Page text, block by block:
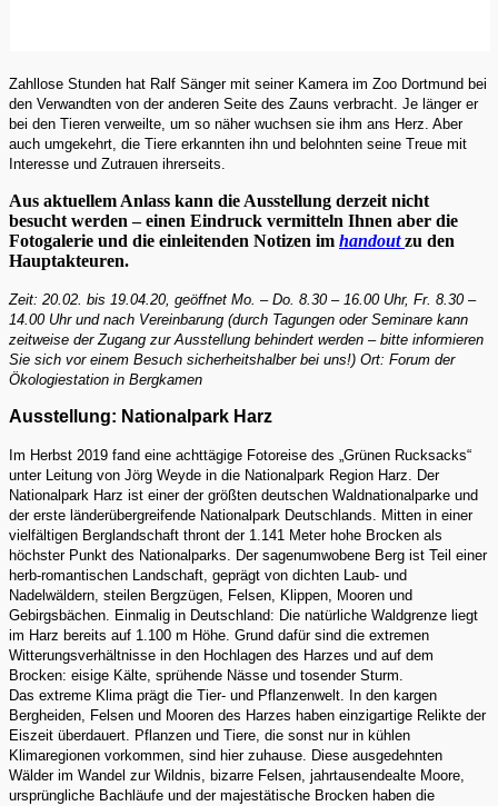
Zahllose Stunden hat Ralf Sänger mit seiner Kamera im Zoo Dortmund bei
den Verwandten von der anderen Seite des Zauns verbracht. Je länger er
bei den Tieren verweilte, um so näher wuchsen sie ihm ans Herz. Aber
auch umgekehrt, die Tiere erkannten ihn und belohnten seine Treue mit
Interesse und Zutrauen ihrerseits.
Aus aktuellem Anlass kann die Ausstellung derzeit nicht
besucht werden – einen Eindruck vermitteln Ihnen aber die
Fotogalerie und die einleitenden Notizen im handout zu den
Hauptakteuren.
Zeit: 20.02. bis 19.04.20, geöffnet Mo. – Do. 8.30 – 16.00 Uhr, Fr. 8.30 –
14.00 Uhr und nach Vereinbarung (durch Tagungen oder Seminare kann
zeitweise der Zugang zur Ausstellung behindert werden – bitte informieren
Sie sich vor einem Besuch sicherheitshalber bei uns!) Ort: Forum der
Ökologiestation in Bergkamen
Ausstellung: Nationalpark Harz
Im Herbst 2019 fand eine achttägige Fotoreise des „Grünen Rucksacks“
unter Leitung von Jörg Weyde in die Nationalpark Region Harz. Der
Nationalpark Harz ist einer der größten deutschen Waldnationalparke und
der erste länderübergreifende Nationalpark Deutschlands. Mitten in einer
vielfältigen Berglandschaft thront der 1.141 Meter hohe Brocken als
höchster Punkt des Nationalparks. Der sagenumwobene Berg ist Teil einer
herb-romantischen Landschaft, geprägt von dichten Laub- und
Nadelwäldern, steilen Bergzügen, Felsen, Klippen, Mooren und
Gebirgsbächen. Einmalig in Deutschland: Die natürliche Waldgrenze liegt
im Harz bereits auf 1.100 m Höhe. Grund dafür sind die extremen
Witterungsverhältnisse in den Hochlagen des Harzes und auf dem
Brocken: eisige Kälte, sprühende Nässe und tosender Sturm.
Das extreme Klima prägt die Tier- und Pflanzenwelt. In den kargen
Bergheiden, Felsen und Mooren des Harzes haben einzigartige Relikte der
Eiszeit überdauert. Pflanzen und Tiere, die sonst nur in kühlen
Klimaregionen vorkommen, sind hier zuhause. Diese ausgedehnten
Wälder im Wandel zur Wildnis, bizarre Felsen, jahrtausendealte Moore,
ursprüngliche Bachläufe und der majestätische Brocken haben die